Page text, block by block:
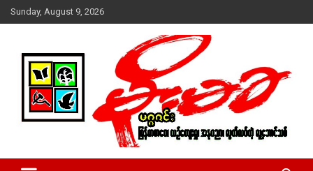
Skip
to
Sunday, August 9, 2026
MoeMaKa Burmese News &